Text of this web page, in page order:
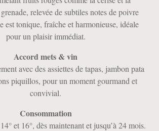
relevée de subtiles notes de poivre
est tonique, fraîche et harmonieuse, idéale
pour un plaisir immédiat.
Accord mets & vin
avec des assiettes de tapas, jambon pata
piquillos, pour un moment gourmand et
convivial.
Consommation
et 16°, dès maintenant et jusqu’à 24 mois.